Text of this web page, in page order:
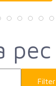
pec
Filter